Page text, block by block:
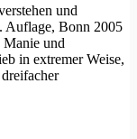
und
Auflage, Bonn 2005
und
in extremer Weise,